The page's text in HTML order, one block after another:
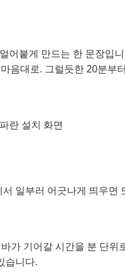
어붙게 만드는 한 문장입
음대로. 그럴듯한 20분부
란 설치 화면
일부러 어긋나게 띄우면
가 기어갈 시간을 분 단위
습니다.